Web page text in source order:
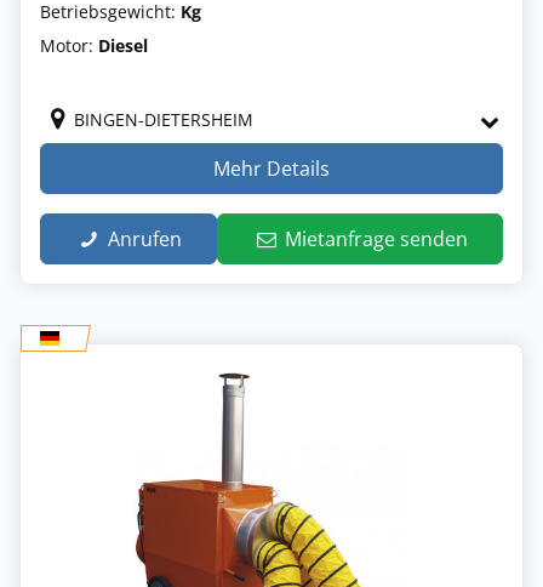
Betriebsgewicht: Kg
Motor: Diesel
BINGEN-DIETERSHEIM
Mehr Details
Anrufen Mietanfrage senden